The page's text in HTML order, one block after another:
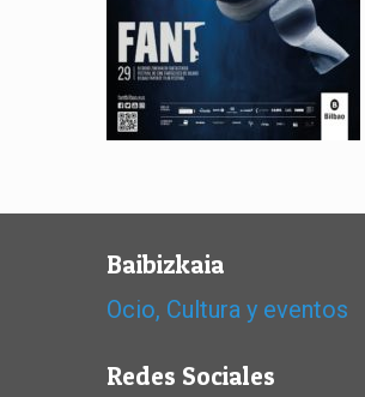
Baibizkaia
Ocio, Cultura y eventos
Redes Sociales